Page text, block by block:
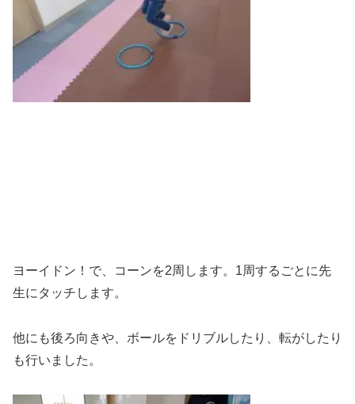
ヨーイドン！で、コーンを2周します。1周するごとに先
生にタッチします。
他にも後ろ向きや、ボールをドリブルしたり、転がしたり
も行いました。